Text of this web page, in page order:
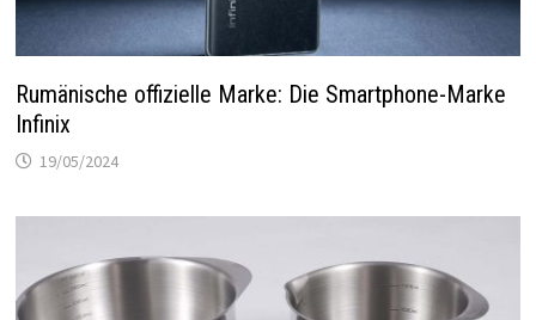
Rumänische offizielle Marke: Die Smartphone-Marke
Infinix
19/05/2024